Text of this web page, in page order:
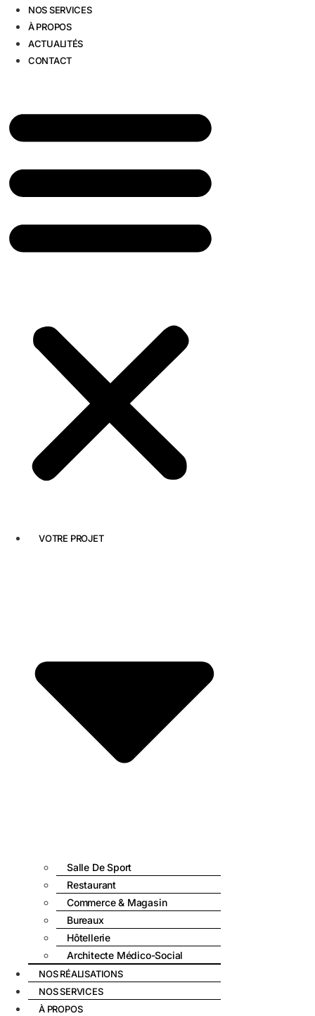
NOS SERVICES
À PROPOS
ACTUALITÉS
CONTACT
VOTRE PROJET
Salle De Sport
Restaurant
Commerce & Magasin
Bureaux
Hôtellerie
Architecte Médico-Social
NOS RÉALISATIONS
NOS SERVICES
À PROPOS